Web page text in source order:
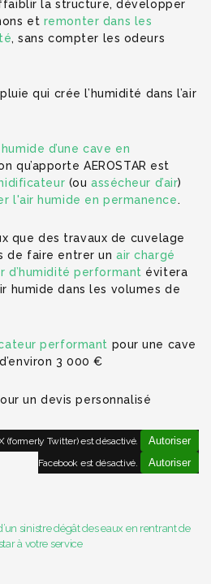
la structure, développer
et remonter dans les
, sans compter les odeurs
qui crée l’humidité dans l’air
d’une cave en
qu’apporte AEROSTAR est
(ou assécheur d’air)
l'air humide en permanence.
que des travaux de cuvelage
de faire entrer unair chargé
d’humidité performant évitera
humide dans les volumes de
performant pour une cave
3 000 €
un devis personnalisé
(formerly Twitter) est désactivé. Autoriser
Facebook est désactivé.
Autoriser
sinistre dégât des eaux en rentrant de
à votre service